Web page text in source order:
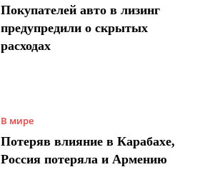
Покупателей авто в лизинг
предупредили о скрытых
расходах
В мире
Потеряв влияние в Карабахе,
Россия потеряла и Армению